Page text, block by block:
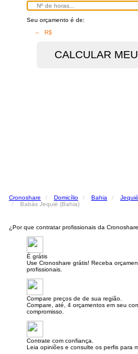
Seu orçamento é de:
– R$
Cronoshare Domicílio Bahia
Babás Jequié (Bahia)
¿Por que contratar profissionais da
É grátis
Use Cronoshare grátis! Receba
profissionais.
Compare preços de de sua região.
Compare, até, 4 orçamentos em seu
compromisso.
Contrate com confiança.
Leia opiniões e consulte os perfis para